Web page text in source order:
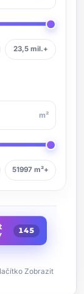
23,5 mil.+
m²
51997 m²+
145
Zobrazit